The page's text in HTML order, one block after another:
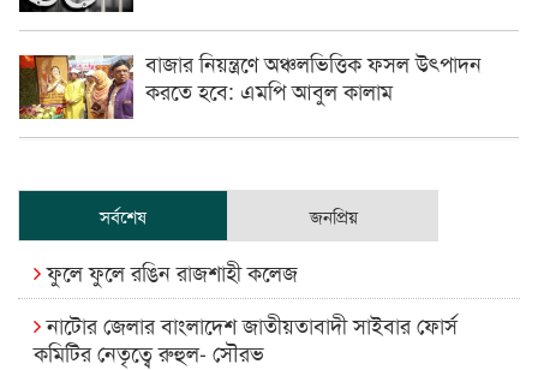
বাজার নিয়ন্ত্রণে অঞ্চলভিত্তিক ফসল উৎপাদন
করতে হবে: এমপি আবুল কালাম
সর্বশেষ জনপ্রিয়
ফুলে ফুলে রঙিন রাজশাহী কলেজ
নাটোর জেলার বাংলাদেশ জাতীয়তাবাদী সাইবার ফোর্স
কমিটির নেতৃত্বে রুহুল- সৌরভ